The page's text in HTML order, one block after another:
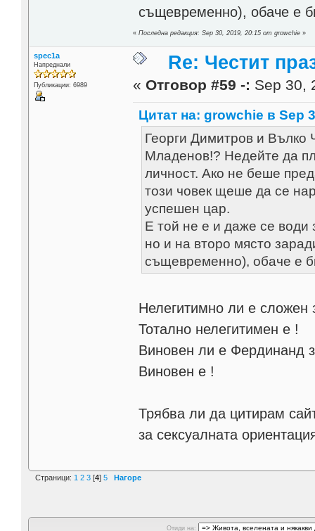
същевременно), обаче е
«Последна редакция: Sep 30, 2019, 20:15 от growchie »
spec1a
Напреднали
Публикации: 6989
Re: Честит
« Отговор #59 -: Sep 30,
Цитат на: growchie в Sep
Георги Димитров и Вълко
Младенов!? Недейте да
личност. Ако не беше
този човек щеше да се
успешен цар.
Е той не е и даже се води
но и на второ място
същевременно), обаче е
Нелегитимно ли е сложен
Тотално нелегитимен е !
Виновен ли е Фердинанд
Виновен е !
Трябва ли да цитирам
за сексуалната
Страници: 1 2 3 [4] 5 Нагоре
Отиди на: